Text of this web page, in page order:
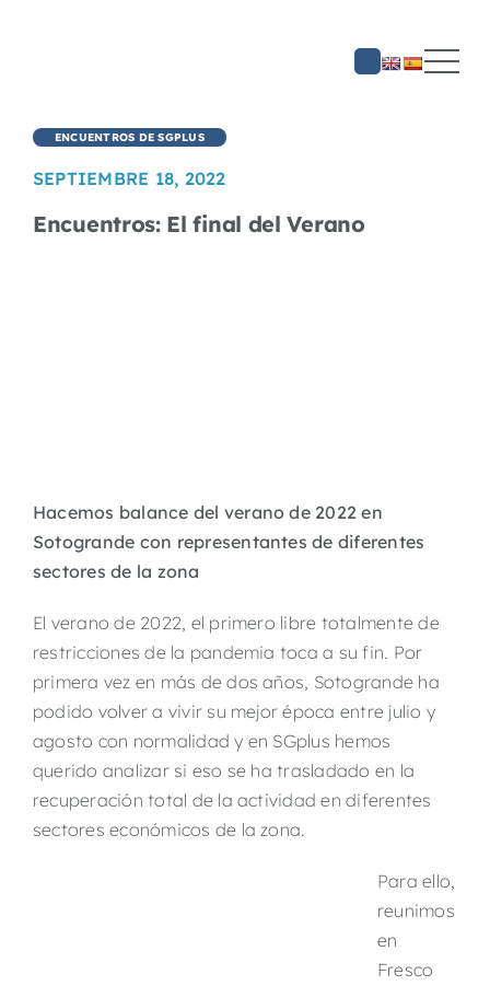
ENCUENTROS DE SGPLUS
SEPTIEMBRE 18, 2022
Encuentros: El final del Verano
Hacemos balance del verano de 2022 en
Sotogrande con representantes de diferentes
sectores de la zona
El verano de 2022, el primero libre totalmente de
restricciones de la pandemia toca a su fin. Por
primera vez en más de dos años, Sotogrande ha
podido volver a vivir su mejor época entre julio y
agosto con normalidad y en SGplus hemos
querido analizar si eso se ha trasladado en la
recuperación total de la actividad en diferentes
sectores económicos de la zona.
Para ello,
reunimos
en
Fresco